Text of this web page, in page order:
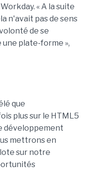
« A la suite
n'avait pas de sens
de se
plate-forme »,
que
plus sur le HTML5
développement
mettrons en
sur notre